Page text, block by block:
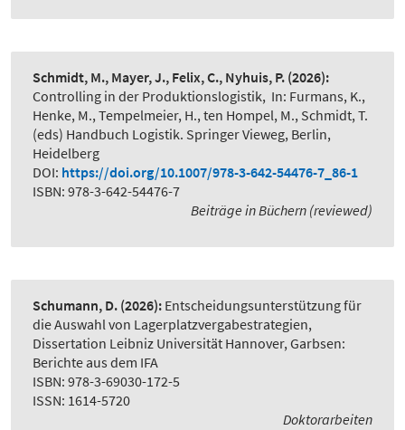
Schmidt, M., Mayer, J., Felix, C., Nyhuis, P. (2026):
Controlling in der Produktionslogistik, In: Furmans, K.,
Henke, M., Tempelmeier, H., ten Hompel, M., Schmidt, T.
(eds) Handbuch Logistik. Springer Vieweg, Berlin,
Heidelberg
DOI: https://doi.org/10.1007/978-3-642-54476-7_86-1
ISBN: 978-3-642-54476-7
Beiträge in Büchern (reviewed)
Schumann, D. (2026): Entscheidungsunterstützung für
die Auswahl von Lagerplatzvergabestrategien,
Dissertation Leibniz Universität Hannover, Garbsen:
Berichte aus dem IFA
ISBN: 978-3-69030-172-5
ISSN: 1614-5720
Doktorarbeiten